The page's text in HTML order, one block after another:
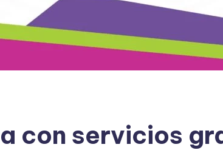
con servicios